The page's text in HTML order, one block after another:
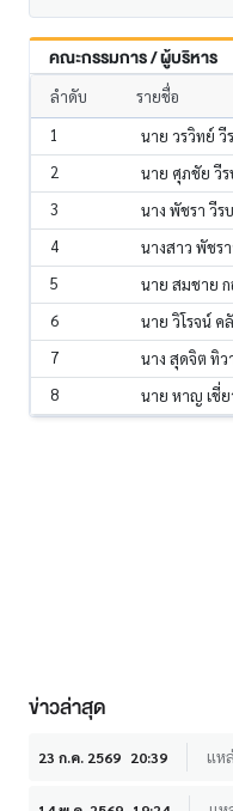
คณะกรรมการ / ผู้บริหาร
ลำดับ รายชื่อ
1
นาย วรวิทย์ วี
2
นาย ศุภชัย วี
3
นาง พัชรา วีร
4
นางสาว พัชร
5
นาย สมชาย
6
นาย วิโรจน์ ค
7
นาง สุดจิต ทิว
8
นาย หาญ เชี่
ข่าวล่าสุด
23 ก.ค. 2569 20:39 แห